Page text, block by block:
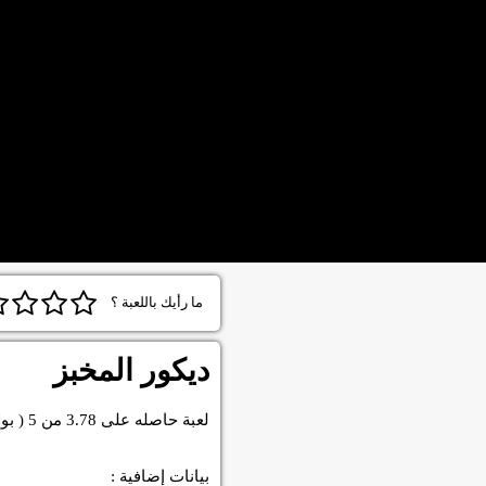
ما رأيك باللعبة ؟
ديكور المخبز
لعبة حاصله على 3.78 من 5
(
بيانات إضافية :